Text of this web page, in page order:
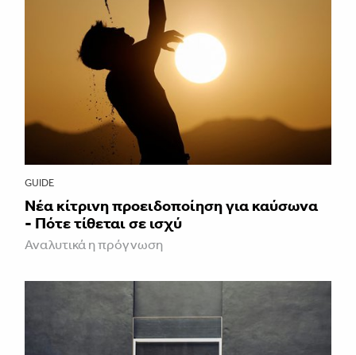
GUIDE
Νέα κίτρινη προειδοποίηση για καύσωνα
- Πότε τίθεται σε ισχύ
Αναλυτικά η πρόγνωση